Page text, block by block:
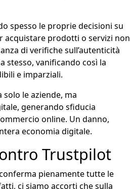
spesso le proprie decisioni su
acquistare prodotti o servizi non
di verifiche sull’autenticità
stesso, vanificando così la
e imparziali.
le aziende, ma
generando sfiducia
online. Un danno,
economia digitale.
Trustpilot
pienamente tutte le
ci siamo accorti che sulla